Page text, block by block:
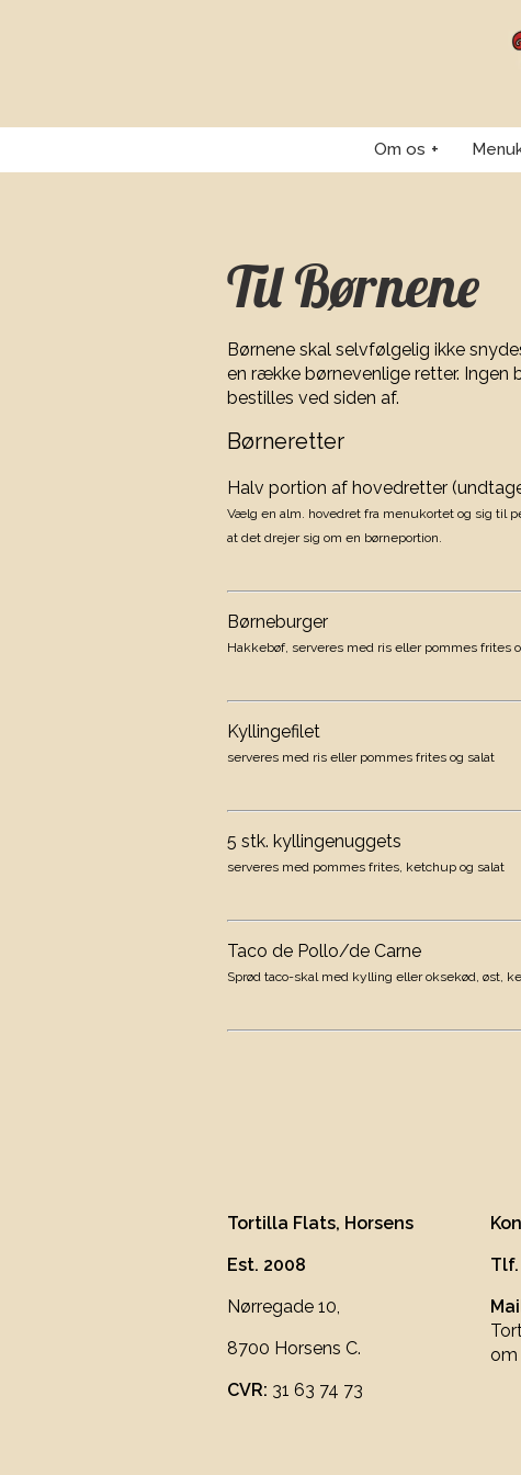
Om os
Til Børnene
Børnene skal selvfølgelig ikke
en række børnevenlige retter. Ingen
bestilles ved siden af.
Børneretter
Halv portion af hovedretter
Vælg en alm. hovedret fra menukortet og sig til
at det drejer sig om en børneportion.
Børneburger
Hakkebøf, serveres med ris eller pommes frites
89
Kyllingefilet
serveres med ris eller pommes frites og salat
89
5 stk. kyllingenuggets
serveres med pommes frites, ketchup og salat
89
Taco de Pollo/de Carne
Sprød taco-skal med kylling eller oksekød, øst,
89
Tortilla Flats, Horsens
Est. 2008
Nørregade 10,
8700 Horsens C.
CVR: 31 63 74 73
Tlf.
om